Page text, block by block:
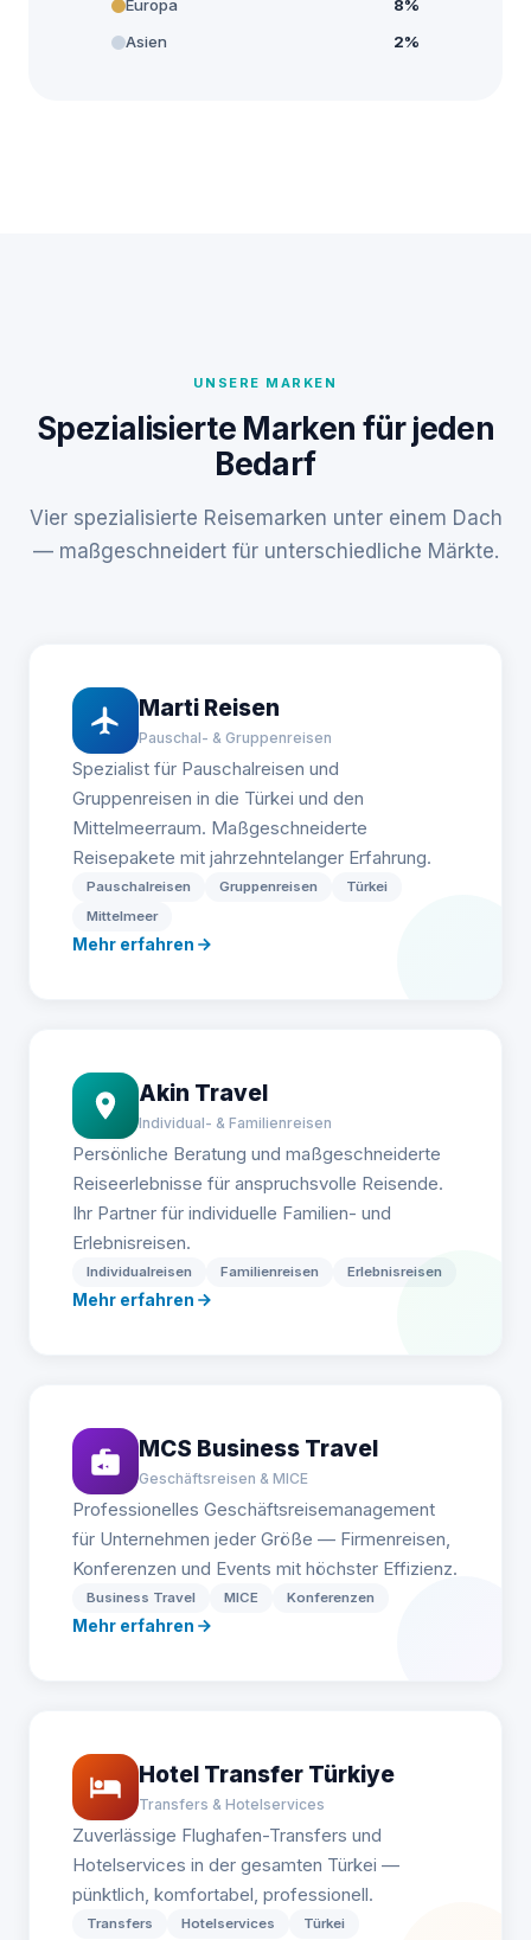
Europa
8%
Asien
2%
UNSERE MARKEN
Spezialisierte Marken für jeden
Bedarf
Vier spezialisierte Reisemarken unter einem Dach
— maßgeschneidert für unterschiedliche Märkte.
Marti Reisen
Pauschal- & Gruppenreisen
Spezialist für Pauschalreisen und
Gruppenreisen in die Türkei und den
Mittelmeerraum. Maßgeschneiderte
Reisepakete mit jahrzehntelanger Erfahrung.
Pauschalreisen Gruppenreisen
Türkei
Mittelmeer
Mehr erfahren
Akin Travel
Individual- & Familienreisen
Persönliche Beratung und maßgeschneiderte
Reiseerlebnisse für anspruchsvolle Reisende.
Ihr Partner für individuelle Familien- und
Erlebnisreisen.
Individualreisen Familienreisen Erlebnisreisen
Mehr erfahren
MCS Business Travel
Geschäftsreisen & MICE
Professionelles Geschäftsreisemanagement
für Unternehmen jeder Größe — Firmenreisen,
Konferenzen und Events mit höchster Effizienz.
Business Travel MICE Konferenzen
Mehr erfahren
Hotel Transfer Türkiye
Transfers & Hotelservices
Zuverlässige Flughafen-Transfers und
Hotelservices in der gesamten Türkei —
pünktlich, komfortabel, professionell.
Transfers Hotelservices Türkei